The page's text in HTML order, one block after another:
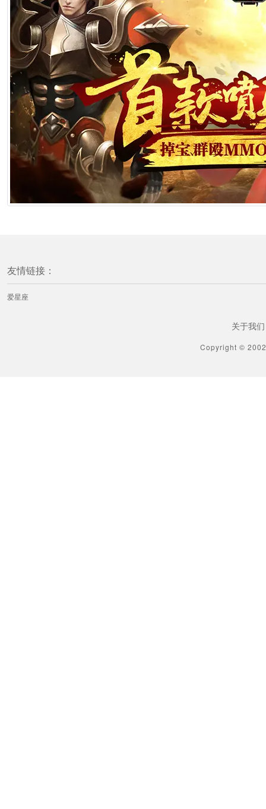
友情链接：
爱星座
关于我们
Copyright ©